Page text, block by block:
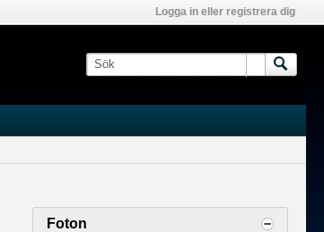
Logga in eller registrera dig
Foton